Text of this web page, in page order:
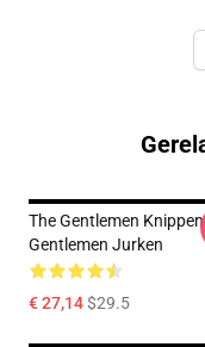
The Gentlemen
Gentlemen Jurken
€ 27,14$29.5